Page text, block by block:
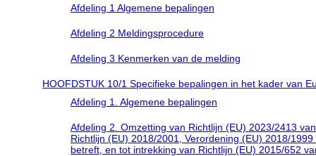
Afdeling 1 Algemene bepalingen
Afdeling 2 Meldingsprocedure
Afdeling 3 Kenmerken van de melding
HOOFDSTUK 10/1 Specifieke bepalingen in het kader van
Afdeling 1. Algemene bepalingen
Afdeling 2. Omzetting van Richtlijn (EU) 2023/2413
Richtlijn (EU) 2018/2001, Verordening (EU) 2018/
betreft, en tot intrekking van Richtlijn (EU) 2015/652